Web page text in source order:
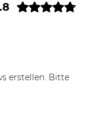
erstellen. Bitte